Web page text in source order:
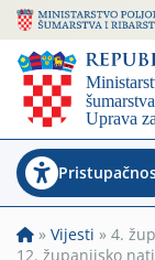
» Vijesti » 4.
12. županijsko